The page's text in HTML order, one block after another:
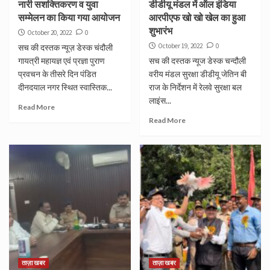
नारी सशक्तिकरण व युवा
सम्मेलन का किया गया आयोजन
October 20, 2022 0
सच की दस्तक न्यूज़ डेस्क चंदौली
गायत्री महायज्ञ एवं प्रज्ञा पुराण
प्रवचन के तीसरे दिन पंडित
दीनदयाल नगर स्थित स्वास्तिक...
Read More
डीडीयू मंडल में ऑल इंडिया
आरपीएफ खो खो खेल का हुआ
शुभारंभ
October 19, 2022 0
सच की दस्तक न्यूज डेस्क चन्दौली
वरीय मंडल सुरक्षा डीडीयू जेतिन बी
राज के निर्देशन में रेलवे सुरक्षा बल
लाइंस...
Read More
ताज़ा खबर ताज़ा खबर